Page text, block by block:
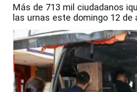
Más de 713 mil ciudadanos
las urnas este domingo 12 de